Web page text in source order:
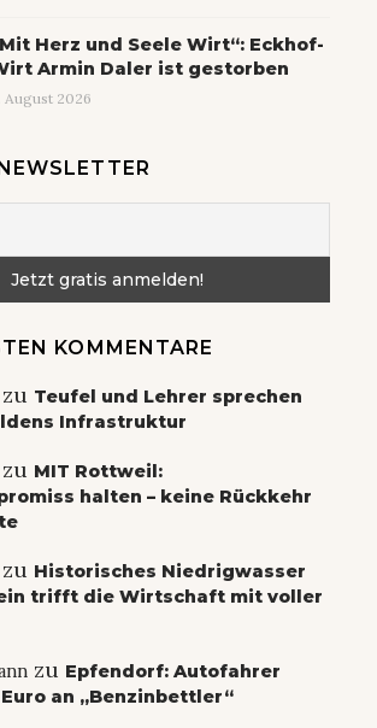
Herz und Seele Wirt“: Eckhof-
Armin Daler ist gestorben
August 2026
KOMMENTARE
zu Teufel und Lehrer sprechen
Infrastruktur
zu MIT Rottweil:
halten – keine Rückkehr
zu Historisches Niedrigwasser
trifft die Wirtschaft mit voller
zu Epfendorf: Autofahrer
an „Benzinbettler“